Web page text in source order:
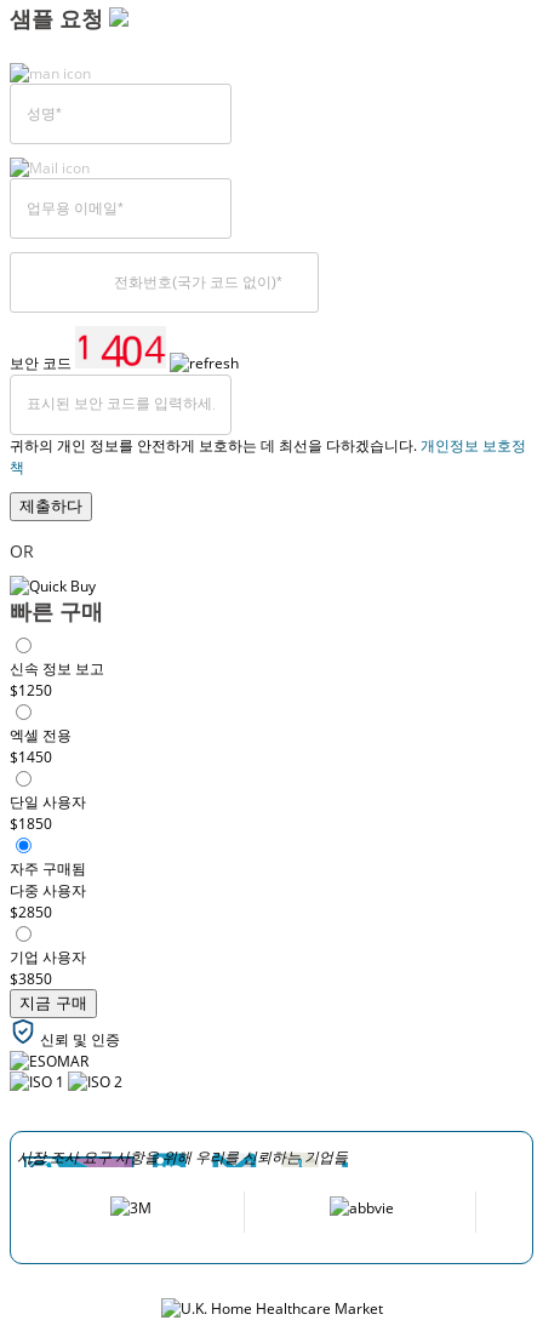
샘플 요청
보안 코드
귀하의 개인 정보를 안전하게 보호하는 데 최선을 다하겠습니다.개인정보 보호정
책
제출하다
OR
빠른 구매
신속 정보 보고
$1250
엑셀 전용
$1450
단일 사용자
$1850
자주 구매됨
다중 사용자
$2850
기업 사용자
$3850
지금 구매
신뢰 및 인증
시장 조사 요구 사항을 위해 우리를 신뢰하는 기업들